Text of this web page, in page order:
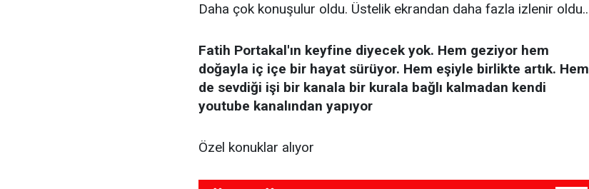
Daha çok konuşulur oldu. Üstelik ekrandan daha fazla izlenir oldu..
Fatih Portakal'ın keyfine diyecek yok. Hem geziyor hem
doğayla iç içe bir hayat sürüyor. Hem eşiyle birlikte artık. Hem
de sevdiği işi bir kanala bir kurala bağlı kalmadan kendi
youtube kanalından yapıyor
Özel konuklar alıyor